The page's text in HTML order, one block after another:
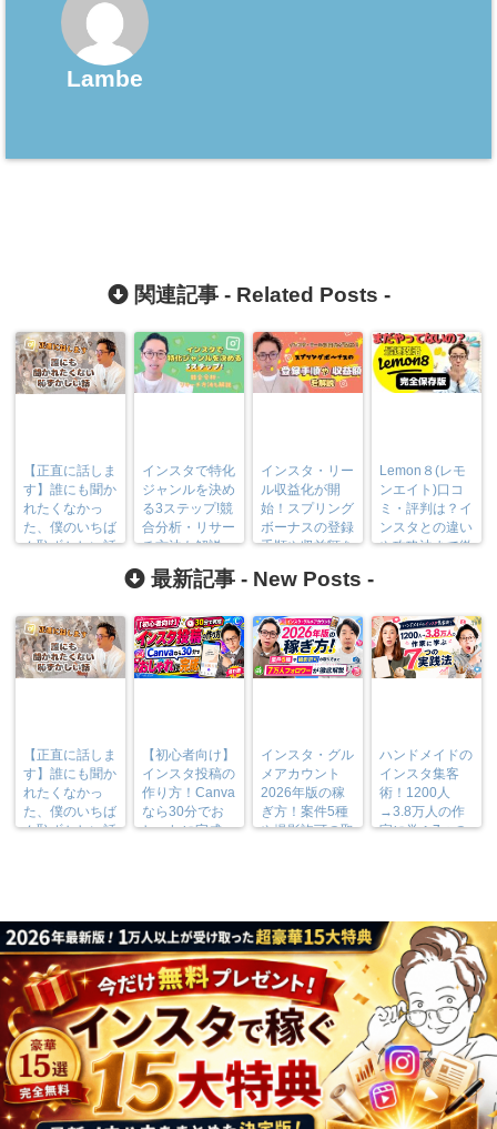
Lambe
関連記事 - Related Posts -
【正直に話しま
す】誰にも聞か
れたくなかっ
た、僕のいちば
ん恥ずかしい話
インスタで特化
ジャンルを決め
る3ステップ!競
合分析・リサー
チ方法も解説
インスタ・リー
ル収益化が開
始！スプリング
ボーナスの登録
手順や収益額を
Lemon８(レモ
ンエイト)口コ
ミ・評判は？イ
ンスタとの違い
や攻略法まで徹
最新記事 - New Posts -
【正直に話しま
す】誰にも聞か
れたくなかっ
た、僕のいちば
ん恥ずかしい話
【初心者向け】
インスタ投稿の
作り方！Canva
なら30分でお
しゃれに完成
インスタ・グル
メアカウント
2026年版の稼
ぎ方！案件5種
や撮影許可の取
ハンドメイドの
インスタ集客
術！1200人
→3.8万人の作
家に学ぶ7つの